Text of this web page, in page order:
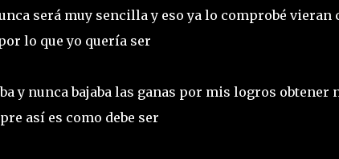
será muy sencilla y eso ya lo comprobé vieran
lo que yo quería ser
y nunca bajaba las ganas por mis logros obtener
así es como debe ser